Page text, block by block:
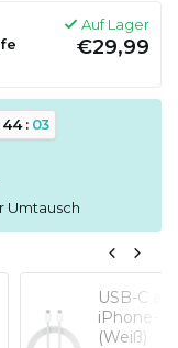
Auf Lager
€29,99
44: 03
Umtausch
USB-C
iPhone-
(Weiß)